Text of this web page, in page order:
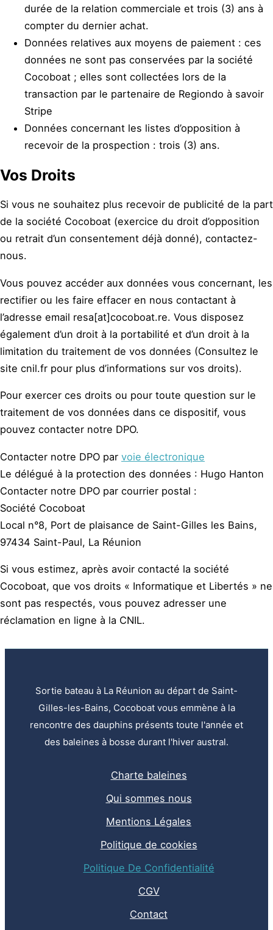
durée de la relation commerciale et trois (3) ans à
compter du dernier achat.
Données relatives aux moyens de paiement : ces
données ne sont pas conservées par la société
Cocoboat ; elles sont collectées lors de la
transaction par le partenaire de Regiondo à savoir
Stripe
Données concernant les listes d’opposition à
recevoir de la prospection : trois (3) ans.
Vos Droits
Si vous ne souhaitez plus recevoir de publicité de la part
de la société Cocoboat (exercice du droit d’opposition
ou retrait d’un consentement déjà donné), contactez-
nous.
Vous pouvez accéder aux données vous concernant, les
rectifier ou les faire effacer en nous contactant à
l’adresse email resa[at]cocoboat.re. Vous disposez
également d’un droit à la portabilité et d’un droit à la
limitation du traitement de vos données (Consultez le
site cnil.fr pour plus d’informations sur vos droits).
Pour exercer ces droits ou pour toute question sur le
traitement de vos données dans ce dispositif, vous
pouvez contacter notre DPO.
Contacter notre DPO par voie électronique
Le délégué à la protection des données : Hugo Hanton
Contacter notre DPO par courrier postal :
Société Cocoboat
Local n°8, Port de plaisance de Saint-Gilles les Bains,
97434 Saint-Paul, La Réunion
Si vous estimez, après avoir contacté la société
Cocoboat, que vos droits « Informatique et Libertés » ne
sont pas respectés, vous pouvez adresser une
réclamation en ligne à la CNIL.
Sortie bateau à La Réunion au départ de Saint-
Gilles-les-Bains, Cocoboat vous emmène à la
rencontre des dauphins présents toute l'année et
des baleines à bosse durant l'hiver austral.
Charte baleines
Qui sommes nous
Mentions Légales
Politique de cookies
Politique De Confidentialité
CGV
Contact